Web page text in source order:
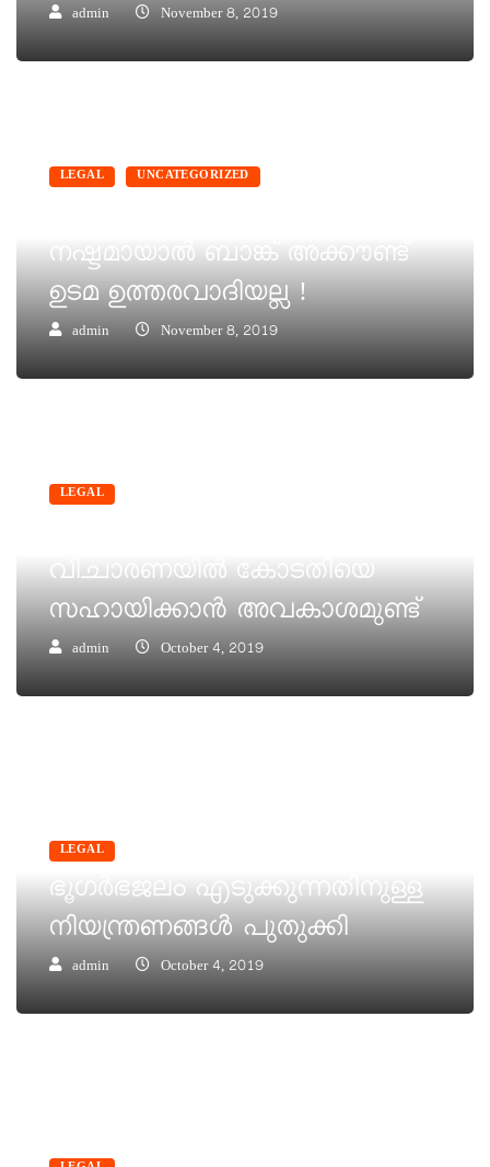
admin November 8, 2019
LEGAL UNCATEGORIZED
നഷ്ടമായാൽ ബാങ്ക് അക്കൗണ്ട്
ഉടമ ഉത്തരവാദിയല്ല !
admin November 8, 2019
LEGAL
വിചാരണയിൽ കോടതിയെ
സഹായിക്കാൻ അവകാശമുണ്ട്
admin October 4, 2019
LEGAL
ഭൂഗർഭജലം എടുക്കുന്നതിനുള്ള
നിയന്ത്രണങ്ങൾ പുതുക്കി
admin October 4, 2019